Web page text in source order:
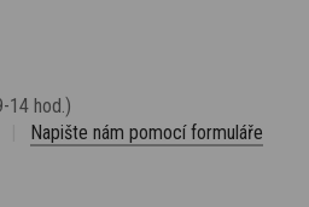
14 hod.)
Napište nám pomocí formuláře